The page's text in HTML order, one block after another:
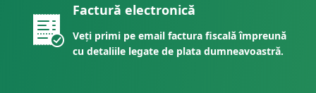
Factură electronică
Veți primi pe email factura fiscală împreună
cu detaliile legate de plata dumneavoastră.